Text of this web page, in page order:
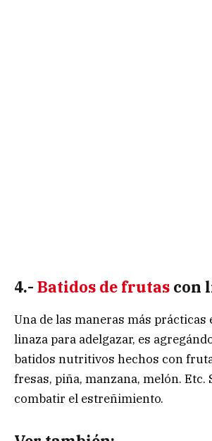
4.- Batidos de frutas con
Una de las maneras más prácticas
linaza para adelgazar, es
batidos nutritivos hechos con
fresas, piña, manzana, melón. Etc.
combatir el estreñimiento.